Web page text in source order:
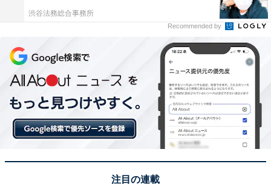
渋谷法務総合事務所
Recommended by
注目の連載